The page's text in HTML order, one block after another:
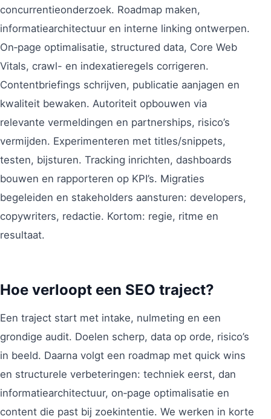
concurrentieonderzoek. Roadmap maken,
informatiearchitectuur en interne linking ontwerpen.
On‑page optimalisatie, structured data, Core Web
Vitals, crawl- en indexatieregels corrigeren.
Contentbriefings schrijven, publicatie aanjagen en
kwaliteit bewaken. Autoriteit opbouwen via
relevante vermeldingen en partnerships, risico’s
vermijden. Experimenteren met titles/snippets,
testen, bijsturen. Tracking inrichten, dashboards
bouwen en rapporteren op KPI’s. Migraties
begeleiden en stakeholders aansturen: developers,
copywriters, redactie. Kortom: regie, ritme en
resultaat.
Hoe verloopt een SEO traject?
Een traject start met intake, nulmeting en een
grondige audit. Doelen scherp, data op orde, risico’s
in beeld. Daarna volgt een roadmap met quick wins
en structurele verbeteringen: techniek eerst, dan
informatiearchitectuur, on‑page optimalisatie en
content die past bij zoekintentie. We werken in korte